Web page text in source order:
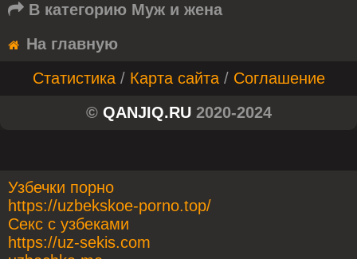
В категорию Муж и жена
На главную
Статистика/ Карта сайта/ Соглашение
© QANJIQ.RU2020-2024
Узбечки порно
https://uzbekskoe-porno.top/
Секс с узбеками
https://uz-sekis.com